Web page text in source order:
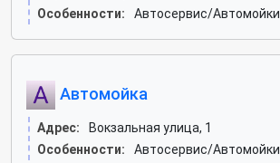
Особенности:
Автосервис/Автомойки
Автомойка
Адрес:
Вокзальная улица, 1
Особенности:
Автосервис/Автомойки